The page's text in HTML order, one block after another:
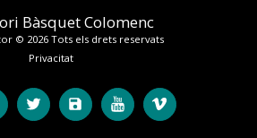
Bàsquet Colomenc
© 2026 Tots els drets reservats
Privacitat